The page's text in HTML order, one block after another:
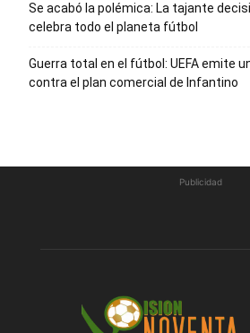
Se acabó la polémica: La tajante
celebra todo el planeta fútbol
Guerra total en el fútbol: UEFA emite
contra el plan comercial de Infantino
Publicidad